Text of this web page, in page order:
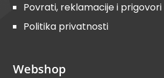
Povrati, reklamacije i prigovori
Politika privatnosti
Webshop